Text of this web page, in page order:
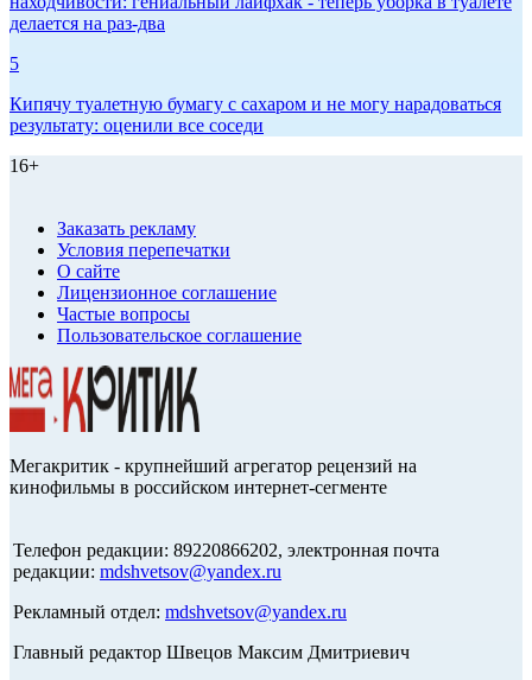
делается на раз-два
5
Кипячу туалетную бумагу с сахаром и не могу нарадоваться
результату: оценили все соседи
16+
Заказать рекламу
Условия перепечатки
О сайте
Лицензионное соглашение
Частые вопросы
Пользовательское соглашение
Мегакритик - крупнейший агрегатор рецензий на
кинофильмы в российском интернет-сегменте
Телефон редакции: 89220866202, электронная почта
редакции: mdshvetsov@yandex.ru
Рекламный отдел: mdshvetsov@yandex.ru
Главный редактор Швецов Максим Дмитриевич